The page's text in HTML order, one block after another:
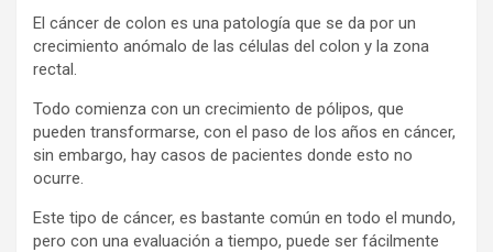
El cáncer de colon es una patología que se da por un
crecimiento anómalo de las células del colon y la zona
rectal.
Todo comienza con un crecimiento de pólipos, que
pueden transformarse, con el paso de los años en cáncer,
sin embargo, hay casos de pacientes donde esto no
ocurre.
Este tipo de cáncer, es bastante común en todo el mundo,
pero con una evaluación a tiempo, puede ser fácilmente